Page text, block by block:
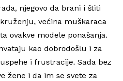
njegovo da brani i štiti
većina muškaraca
ovakve modele ponašanja.
kao dobrodošlu i za
i frustracije. Sada bez
žene i da im se svete za